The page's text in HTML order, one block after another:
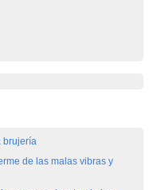
brujería
de las malas vibras y